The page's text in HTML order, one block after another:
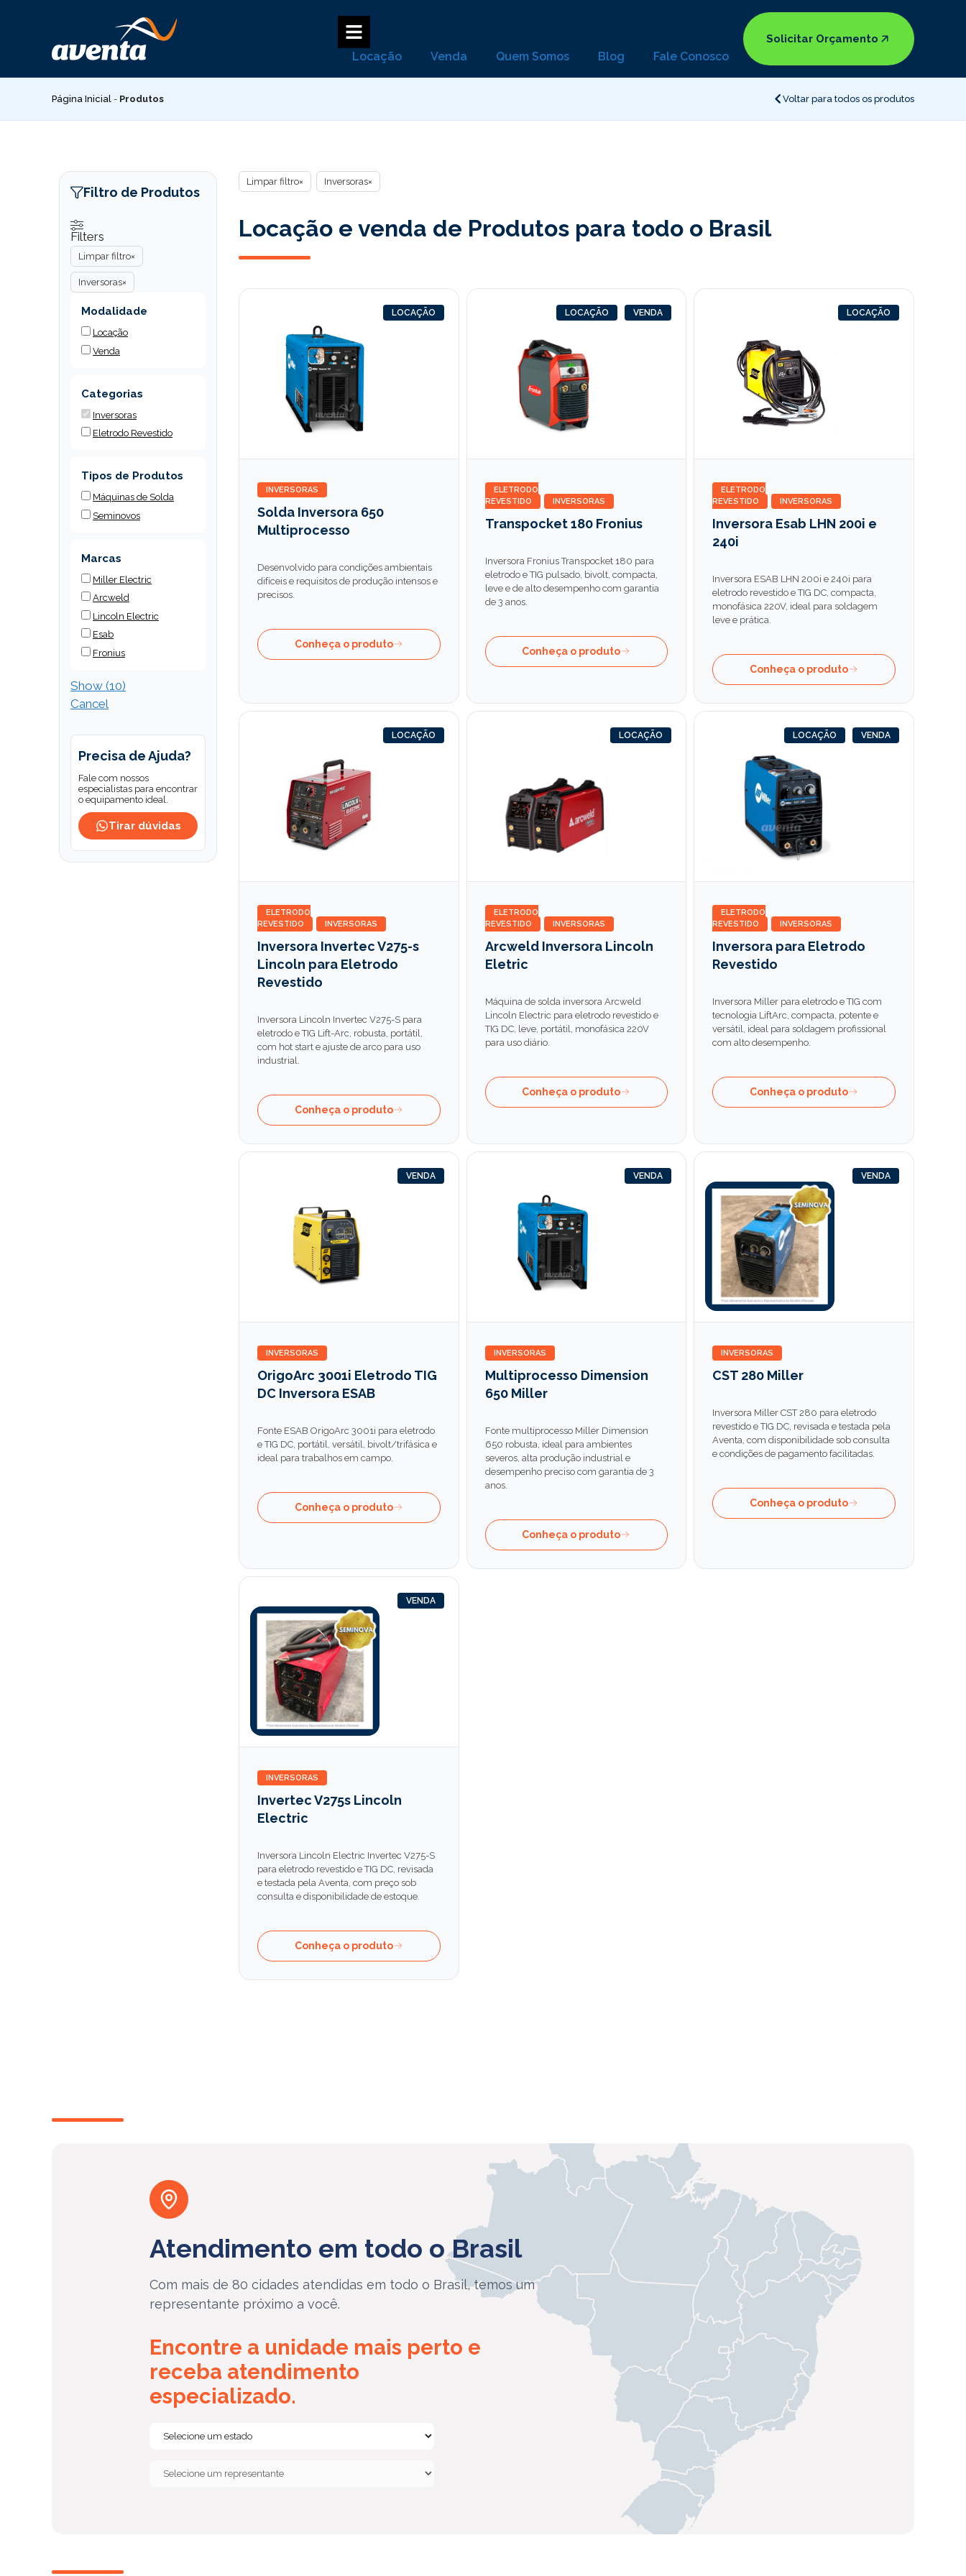
conteúdo
Locação Venda Quem Somos Blog Fale Conosco
Solicitar Orçamento
Página Inicial - Produtos Voltar para todos os produtos
Limpar filtro× Inversoras×
Locação e venda de Produtos para todo o Brasil
LOCAÇÃO
INVERSORAS
Solda Inversora 650
Multiprocesso
Desenvolvido para condições ambientais
difíceis e requisitos de produção intensos e
precisos.
Conheça o produto
LOCAÇÃO VENDA
ELETRODO
REVESTIDO
INVERSORAS
Transpocket 180 Fronius
Inversora Fronius Transpocket 180 para
eletrodo e TIG pulsado, bivolt, compacta,
leve e de alto desempenho com garantia
de 3 anos.
Conheça o produto
LOCAÇÃO
ELETRODO
REVESTIDO
INVERSORAS
Inversora Esab LHN 200i e
240i
Inversora ESAB LHN 200i e 240i para
eletrodo revestido e TIG DC, compacta,
monofásica 220V, ideal para soldagem
leve e prática.
Conheça o produto
LOCAÇÃO
ELETRODO
REVESTIDO
INVERSORAS
Inversora Invertec V275-s
Lincoln para Eletrodo
Revestido
Inversora Lincoln Invertec V275-S para
eletrodo e TIG Lift-Arc, robusta, portátil,
com hot start e ajuste de arco para uso
industrial.
Conheça o produto
LOCAÇÃO
ELETRODO
REVESTIDO
INVERSORAS
Arcweld Inversora Lincoln
Eletric
Máquina de solda inversora Arcweld
Lincoln Electric para eletrodo revestido e
TIG DC, leve, portátil, monofásica 220V
para uso diário.
Conheça o produto
LOCAÇÃO VENDA
ELETRODO
REVESTIDO
INVERSORAS
Inversora para Eletrodo
Revestido
Inversora Miller para eletrodo e TIG com
tecnologia LiftArc, compacta, potente e
versátil, ideal para soldagem profissional
com alto desempenho.
Conheça o produto
VENDA
INVERSORAS
OrigoArc 3001i Eletrodo TIG
DC Inversora ESAB
Fonte ESAB OrigoArc 3001i para eletrodo
e TIG DC, portátil, versátil, bivolt/trifásica e
ideal para trabalhos em campo.
Conheça o produto
VENDA
INVERSORAS
Multiprocesso Dimension
650 Miller
Fonte multiprocesso Miller Dimension
650 robusta, ideal para ambientes
severos, alta produção industrial e
desempenho preciso com garantia de 3
anos.
Conheça o produto
VENDA
INVERSORAS
CST 280 Miller
Inversora Miller CST 280 para eletrodo
revestido e TIG DC, revisada e testada pela
Aventa, com disponibilidade sob consulta
e condições de pagamento facilitadas.
Conheça o produto
VENDA
INVERSORAS
Invertec V275s Lincoln
Electric
Inversora Lincoln Electric Invertec V275-S
para eletrodo revestido e TIG DC, revisada
e testada pela Aventa, com preço sob
consulta e disponibilidade de estoque.
Conheça o produto
Filtro de Produtos
Filters
Limpar filtro×
Inversoras×
Modalidade
Locação
Venda
Categorias
Inversoras
Eletrodo Revestido
Tipos de Produtos
Máquinas de Solda
Seminovos
Marcas
Miller Electric
Arcweld
Lincoln Electric
Esab
Fronius
Show (10)
Cancel
Precisa de Ajuda?
Fale com nossos
especialistas para encontrar
o equipamento ideal.
Tirar dúvidas
Atendimento em todo o Brasil
Com mais de 80 cidades atendidas em todo o Brasil, temos um
representante próximo a você.
Encontre a unidade mais perto e
receba atendimento
especializado.